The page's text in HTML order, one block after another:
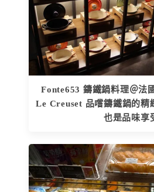
Fonte653 鑄鐵鍋料理＠法
Le Creuset 品嚐鑄鐵鍋的精
也是品味享